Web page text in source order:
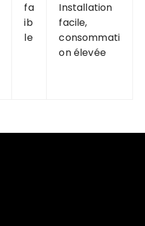
fa
ib
le
Installation
facile,
consommati
on élevée